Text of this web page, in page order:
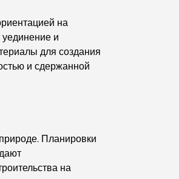
на
и
для создания
и сдержанной
Планировки
на